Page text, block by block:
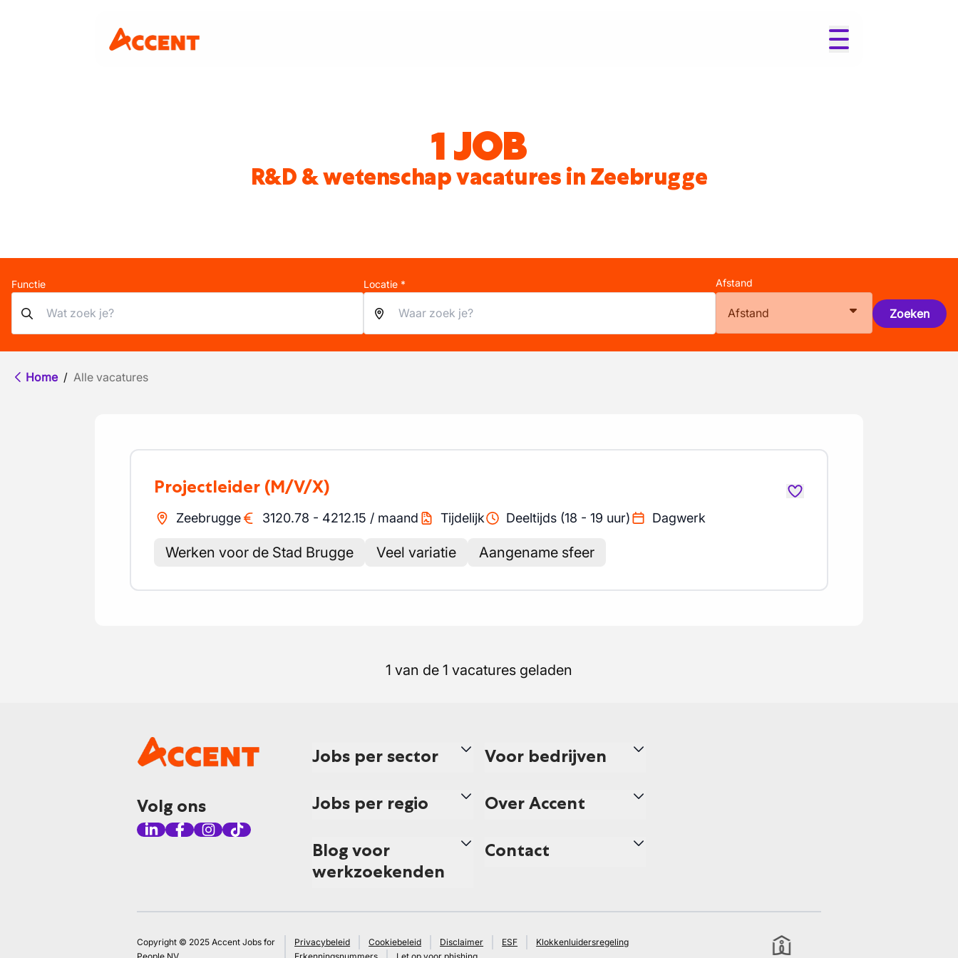
1 JOB
R&D & wetenschap vacatures in Zeebrugge
Functie Locatie * Afstand
Afstand Zoeken
Home / Alle vacatures
Projectleider (M/V/X)
Zeebrugge 3120.78 - 4212.15 / maand Tijdelijk Deeltijds (18 - 19 uur) Dagwerk
Werken voor de Stad Brugge Veel variatie Aangename sfeer
1 van de 1 vacatures geladen
Volg ons
Jobs per sector
Jobs per regio
Blog voor
werkzoekenden
Voor bedrijven
Over Accent
Contact
Copyright © 2025 Accent Jobs for
Privacybeleid Cookiebeleid Disclaimer ESF
Klokkenluidersregeling